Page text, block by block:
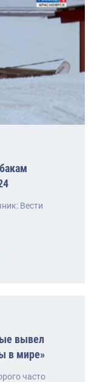
Вести
вывел
в мире»
часто